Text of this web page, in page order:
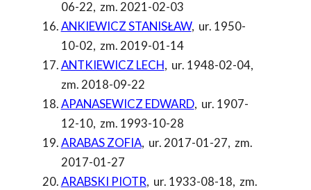
06-22, zm. 2021-02-03
ANKIEWICZ STANISŁAW, ur. 1950-
10-02, zm. 2019-01-14
ANTKIEWICZ LECH, ur. 1948-02-04,
zm. 2018-09-22
APANASEWICZ EDWARD, ur. 1907-
12-10, zm. 1993-10-28
ARABAS ZOFIA, ur. 2017-01-27, zm.
2017-01-27
ARABSKI PIOTR, ur. 1933-08-18, zm.